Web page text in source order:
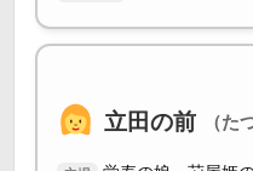
立田の前 （た